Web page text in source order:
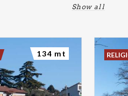
Show all
134 mt